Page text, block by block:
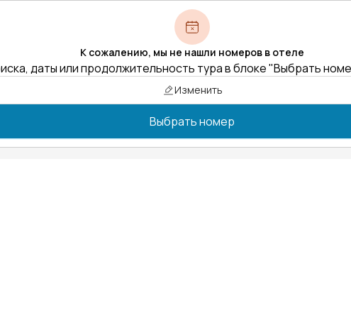
К сожалению, мы не нашли номеров в отеле
даты или продолжительность тура в блоке "Выбрать
Изменить
Выбрать номер